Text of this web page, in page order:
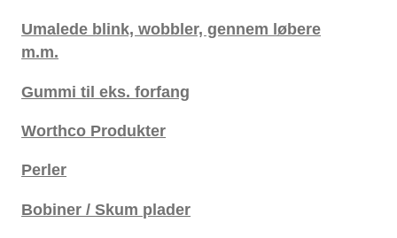
Umalede blink, wobbler, gennem løbere
m.m.
Gummi til eks. forfang
Worthco Produkter
Perler
Bobiner / Skum plader